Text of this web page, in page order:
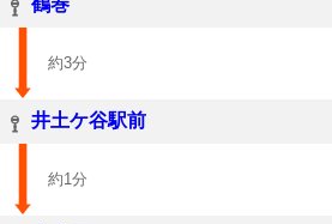
鶴巻
約3分
井土ケ谷駅前
約1分